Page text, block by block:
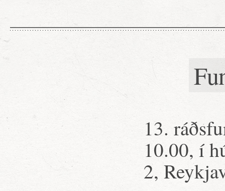
13.
10.00, í
2,